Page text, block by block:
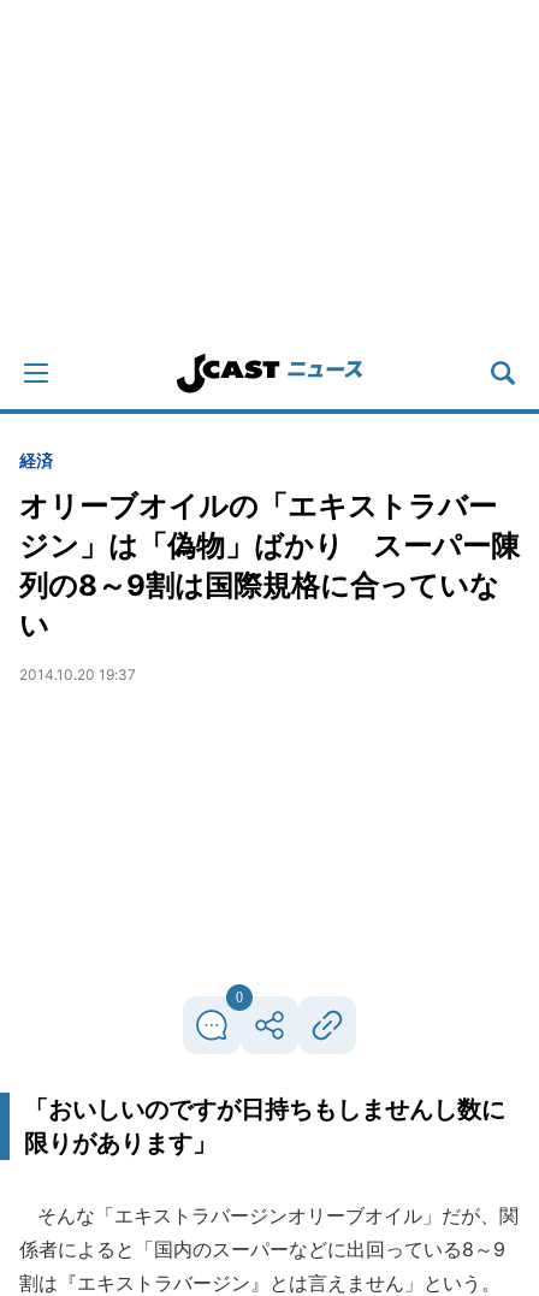
経済
オリーブオイルの「エキストラバー
ジン」は「偽物」ばかり スーパー陳
列の8～9割は国際規格に合っていな
い
2014.10.20 19:37
0
「おいしいのですが日持ちもしませんし数に
限りがあります」
そんな「エキストラバージンオリーブオイル」だが、関
係者によると「国内のスーパーなどに出回っている8～9
割は『エキストラバージン』とは言えません」という。